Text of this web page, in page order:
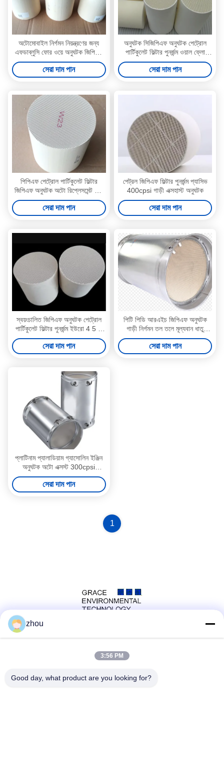
অটোমোবাইল নির্গমন নিয়ন্ত্রণের জন্য
এফডাব্লুসি ফোর ওয়ে অনুঘটক জিপিএফ
টিডব্লিউসি অনুঘটক
সেরা দাম পান
অনুঘটক সিজিপিএফ অনুঘটক পেট্রোল
পার্টিকুলেট ফিল্টার পুনর্জন্ম ওয়াল ফ্লো
ইউরো 6
সেরা দাম পান
পিপিএফ পেট্রোল পার্টিকুলেট ফিল্টার
জিপিএফ অনুঘটক অটো রিপ্লেসমেন্ট কার
জ্বালানী অনুঘটক
সেরা দাম পান
পেট্রল জিপিএফ ফিল্টার পুনর্জন্ম প্যাসিভ
400cpsi গাড়ী এক্সহাস্ট অনুঘটক
সেরা দাম পান
স্বয়ংচালিত জিপিএফ অনুঘটক পেট্রোল
পার্টিকুলেট ফিল্টার পুনর্জন্ম ইউরো 4 5 6
ইউনিভার্সাল
সেরা দাম পান
পিটি পিডি আরএইচ জিপিএফ অনুঘটক
গাড়ী নির্গমন তল তলে মূল্যবান ধাতু
আবরণ
সেরা দাম পান
প্লাটিনাম প্যালাডিয়াম গ্যাসোলিন ইঞ্জিন
অনুঘটক অটো এক্সস্ট 300cpsi
400cpsi
সেরা দাম পান
1
zhou
3:56 PM
Good day, what product are you looking for?